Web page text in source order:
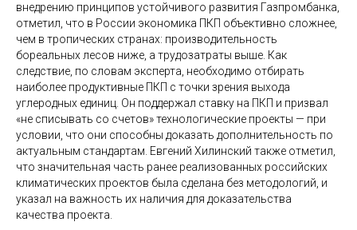
внедрению принципов устойчивого развития Газпромбанка,
отметил, что в России экономика ПКП объективно сложнее,
чем в тропических странах: производительность
бореальных лесов ниже, а трудозатраты выше. Как
следствие, по словам эксперта, необходимо отбирать
наиболее продуктивные ПКП с точки зрения выхода
углеродных единиц. Он поддержал ставку на ПКП и призвал
«не списывать со счетов» технологические проекты — при
условии, что они способны доказать дополнительность по
актуальным стандартам. Евгений Хилинский также отметил,
что значительная часть ранее реализованных российских
климатических проектов была сделана без методологий, и
указал на важность их наличия для доказательства
качества проекта.